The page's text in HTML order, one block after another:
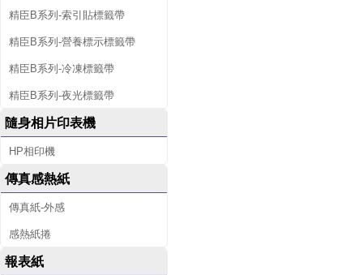
精臣B系列-索引貼標籤帶
精臣B系列-營養標示標籤帶
精臣B系列-冷凍標籤帶
精臣B系列-夜光標籤帶
隨身相片印表機
HP相印機
傳真感熱紙
傳真紙-外感
感熱紙捲
報表紙